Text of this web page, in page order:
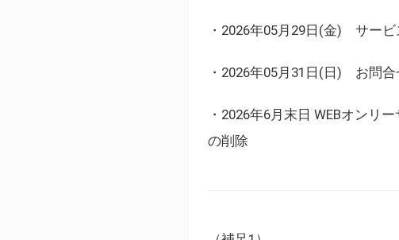
・2026年05月29日(金) サービ
・2026年05月31日(日) お問
・2026年6月末日 WEBオンリ
の削除